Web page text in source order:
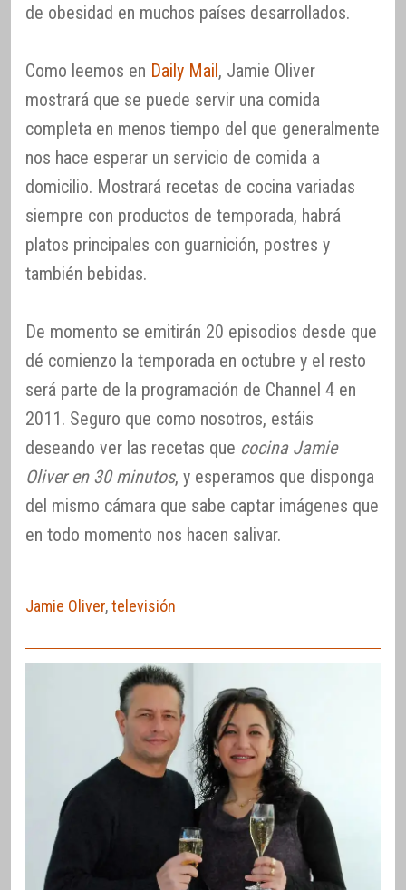
de obesidad en muchos países desarrollados.
Como leemos en Daily Mail, Jamie Oliver
mostrará que se puede servir una comida
completa en menos tiempo del que generalmente
nos hace esperar un servicio de comida a
domicilio. Mostrará recetas de cocina variadas
siempre con productos de temporada, habrá
platos principales con guarnición, postres y
también bebidas.
De momento se emitirán 20 episodios desde que
dé comienzo la temporada en octubre y el resto
será parte de la programación de Channel 4 en
2011. Seguro que como nosotros, estáis
deseando ver las recetas que cocina Jamie
Oliver en 30 minutos, y esperamos que disponga
del mismo cámara que sabe captar imágenes que
en todo momento nos hacen salivar.
Jamie Oliver,televisión